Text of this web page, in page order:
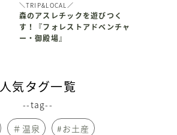
＼TRIP&LOCAL／
森のアスレチックを遊びつく
す！『フォレストアドベンチャ
ー・御殿場』
人気タグ一覧
--tag--
＃温泉
#お土産